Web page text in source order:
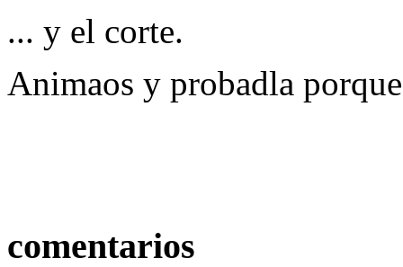
... y el corte.
Animaos y probadla
comentarios